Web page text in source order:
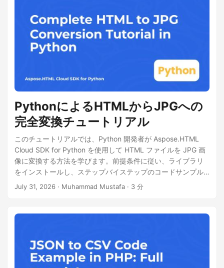
PythonによるHTMLからJPGへの
完全変換チュートリアル
このチュートリアルでは、Python 開発者が Aspose.HTML
Cloud SDK for Python を使用して HTML ファイルを JPG 画
像に変換する方法を学びます。前提条件に従い、ライブラリ
をインストールし、ステップバイステップのコードサンプル
を実行し、cURL の代替手段を確認し、パフォーマンスのヒン
July 31, 2026 · Muhammad Mustafa · 3 分